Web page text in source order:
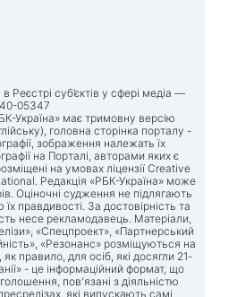
Реєстрі суб’єктів у сфері медіа —
05347
Україна» має тримовну версію
головна сторінка порталу -
зображення належать їх
на Порталі, авторами яких є
на умовах ліцензії Creative
Редакція «РБК-Україна» може
Оціночні судження не підлягають
правдивості. За достовірність та
несе рекламодавець. Матеріали,
«Спецпроект», «Партнерський
«Резонанс» розміщуються на
правило, для осіб, які досягли 21-
- це інформаційний формат, що
пов'язані з діяльністю
які випускають самі